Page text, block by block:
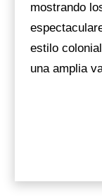
mostrando
estilo
una amplia